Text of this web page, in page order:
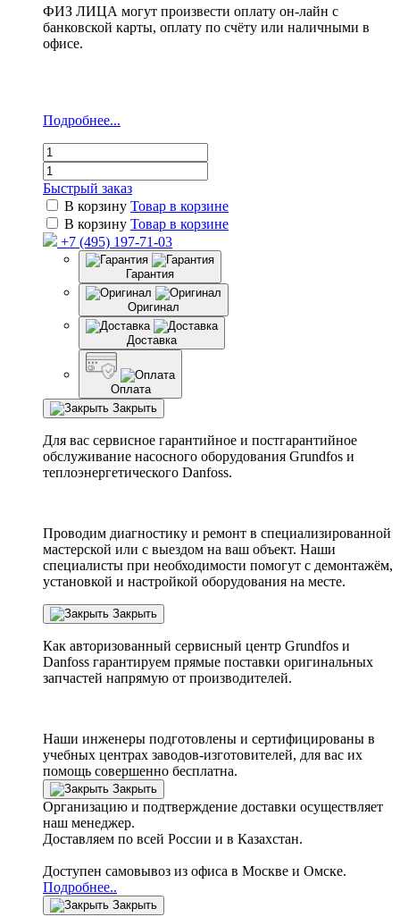
ФИЗ ЛИЦА могут произвести оплату он-лайн с
банковской карты, оплату по счёту или наличными в
офисе.
Подробнее...
Быстрый заказ
В корзину Товар в корзине
В корзину Товар в корзине
+7 (495) 197-71-03
Гарантия
Оригинал
Доставка
Оплата
Закрыть
Для вас сервисное гарантийное и постгарантийное
обслуживание насосного оборудования Grundfos и
теплоэнергетического Danfoss.
Проводим диагностику и ремонт в специализированной
мастерской или с выездом на ваш объект. Наши
специалисты при необходимости помогут с демонтажём,
установкой и настройкой оборудования на месте.
Закрыть
Как авторизованный сервисный центр Grundfos и
Danfoss гарантируем прямые поставки оригинальных
запчастей напрямую от производителей.
Наши инженеры подготовлены и сертифицированы в
учебных центрах заводов-изготовителей, для вас их
помощь совершенно бесплатна.
Закрыть
Организацию и подтверждение доставки осуществляет
наш менеджер.
Доставляем по всей России и в Казахстан.
Доступен самовывоз из офиса в Москве и Омске.
Подробнее..
Закрыть